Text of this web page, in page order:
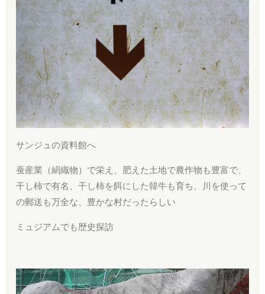
サンジュの資料館へ
蚕産業（絹織物）で栄え、肥えた土地で農作物も豊富で、
干し柿で有名、干し柿を餌にした韓牛も育ち、川を使って
の郵送も万全な、豊かな村だったらしい
ミュジアムでも歴史探訪